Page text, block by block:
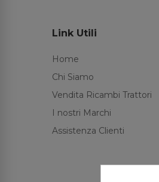
Link Utili
Home
Chi Siamo
Vendita Ricambi Trattori
I nostri Marchi
Assistenza Clienti